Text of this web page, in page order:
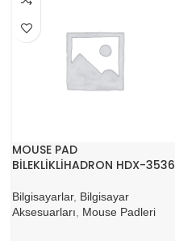
MOUSE PAD
BİLEKLİKLİHADRON HDX-3536
Bilgisayarlar, Bilgisayar
Aksesuarları
Mouse Padleri